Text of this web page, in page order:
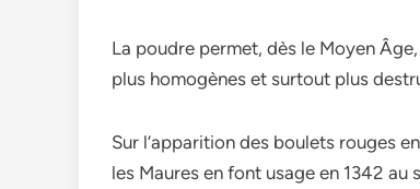
La poudre permet, dès le Moyen
plus homogènes et surtout plus
Sur l’apparition des boulets rouges
les Maures en font usage en 1342 au